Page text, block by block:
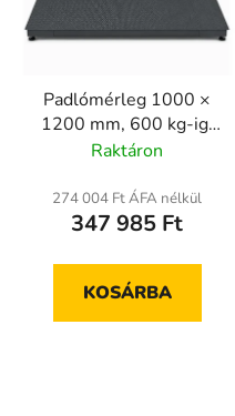
Padlómérleg 1000 ×
1200 mm, 600 kg-ig,
hitelesített
Raktáron
274 004 Ft ÁFA nélkül
347 985 Ft
KOSÁRBA